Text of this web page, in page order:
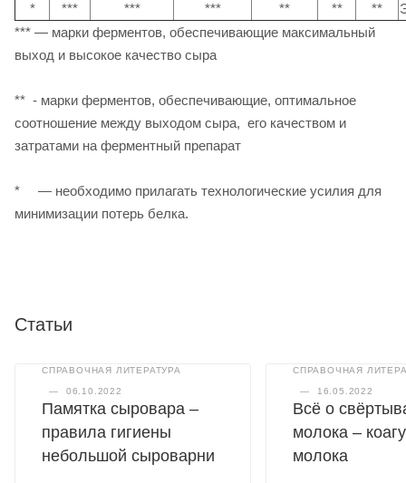
*
*** *** *** ** ** **
*** — марки ферментов, обеспечивающие максимальный
выход и высокое качество сыра
** - марки ферментов, обеспечивающие, оптимальное
соотношение между выходом сыра, его качеством и
затратами на ферментный препарат
* — необходимо прилагать технологические усилия для
минимизации потерь белка.
Статьи
СПРАВОЧНАЯ ЛИТЕРАТУРА
— 06.10.2022
Памятка сыровара –
правила гигиены
небольшой сыроварни
СПРАВОЧНАЯ
— 16.05.2022
Всё о
молока –
молока